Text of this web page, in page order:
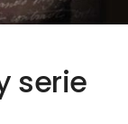
serie